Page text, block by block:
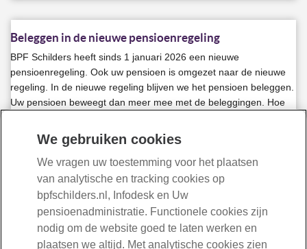
Beleggen in de nieuwe pensioenregeling
BPF Schilders heeft sinds 1 januari 2026 een nieuwe
pensioenregeling. Ook uw pensioen is omgezet naar de nieuwe
regeling. In de nieuwe regeling blijven we het pensioen beleggen.
Uw pensioen beweegt dan meer mee met de beleggingen. Hoe
pensioenregeling
Duurzaamheidsinformatie
We gebruiken cookies
We vragen uw toestemming voor het plaatsen
van analytische en tracking cookies op
bpfschilders.nl, Infodesk en Uw
pensioenadministratie. Functionele cookies zijn
nodig om de website goed te laten werken en
plaatsen we altijd. Met analytische cookies zien